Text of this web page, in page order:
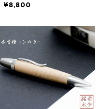
SP15204
¥8,800